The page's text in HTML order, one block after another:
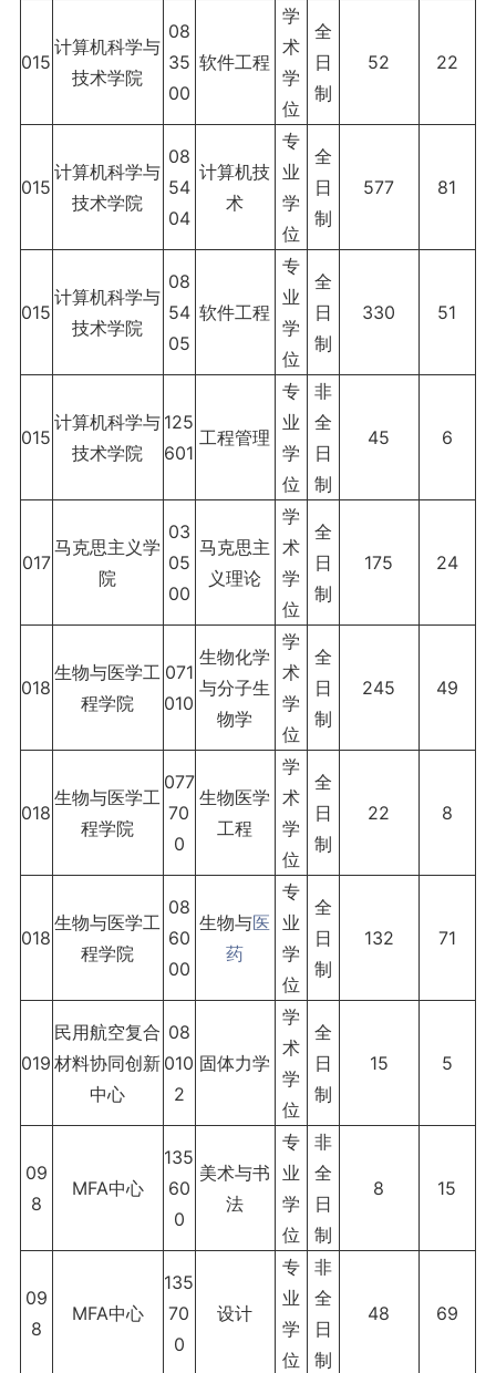
015
计算机科学与
技术学院
08
35
00
软件工程
学
术
学
位
全
日
制
52 22
015
计算机科学与
技术学院
08
54
04
计算机技
术
专
业
学
位
全
日
制
577 81
015
计算机科学与
技术学院
08
54
05
软件工程
专
业
学
位
全
日
制
330 51
015
计算机科学与
技术学院
125
601
工程管理
专
业
学
位
非
全
日
制
45 6
017
马克思主义学
院
03
05
00
马克思主
义理论
学
术
学
位
全
日
制
175 24
018
生物与医学工
程学院
071
010
生物化学
与分子生
物学
学
术
学
位
全
日
制
245 49
018
生物与医学工
程学院
077
70
0
生物医学
工程
学
术
学
位
全
日
制
22 8
018
生物与医学工
程学院
08
60
00
生物与医
药
专
业
学
位
全
日
制
132 71
019
民用航空复合
材料协同创新
中心
08
010
2
固体力学
学
术
学
位
全
日
制
15 5
09
8
MFA中心
135
60
0
美术与书
法
专
业
学
位
非
全
日
制
8 15
09
8
MFA中心
135
70
0
设计
专
业
学
位
非
全
日
制
48 69